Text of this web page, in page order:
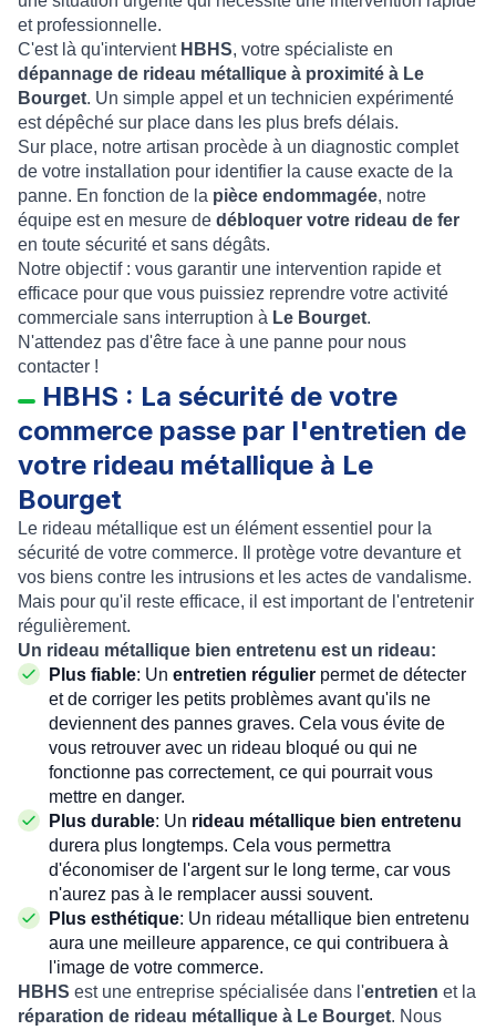
et professionnelle.
C'est là qu'intervient HBHS, votre spécialiste en
dépannage de rideau métallique à proximité à Le
Bourget. Un simple appel et un technicien expérimenté
est dépêché sur place dans les plus brefs délais.
Sur place, notre artisan procède à un diagnostic complet
de votre installation pour identifier la cause exacte de la
panne. En fonction de la pièce endommagée, notre
équipe est en mesure de débloquer votre rideau de fer
en toute sécurité et sans dégâts.
Notre objectif : vous garantir une intervention rapide et
efficace pour que vous puissiez reprendre votre activité
commerciale sans interruption à Le Bourget.
N'attendez pas d'être face à une panne pour nous
contacter !
HBHS : La sécurité de votre
commerce passe par l'entretien de
votre rideau métallique à Le
Bourget
Le rideau métallique est un élément essentiel pour la
sécurité de votre commerce. Il protège votre devanture et
vos biens contre les intrusions et les actes de vandalisme.
Mais pour qu'il reste efficace, il est important de l'entretenir
régulièrement.
Un rideau métallique bien entretenu est un rideau:
Plus fiable: Un entretien régulier permet de détecter
et de corriger les petits problèmes avant qu'ils ne
deviennent des pannes graves. Cela vous évite de
vous retrouver avec un rideau bloqué ou qui ne
fonctionne pas correctement, ce qui pourrait vous
mettre en danger.
Plus durable: Un rideau métallique bien entretenu
durera plus longtemps. Cela vous permettra
d'économiser de l'argent sur le long terme, car vous
n'aurez pas à le remplacer aussi souvent.
Plus esthétique: Un rideau métallique bien entretenu
aura une meilleure apparence, ce qui contribuera à
l'image de votre commerce.
HBHS est une entreprise spécialisée dans l'entretien et la
réparation de rideau métallique à Le Bourget. Nous